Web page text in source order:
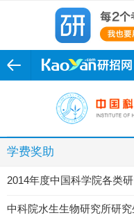
学费奖助
2014年度中国科学院各类
中科院水生生物研究所研